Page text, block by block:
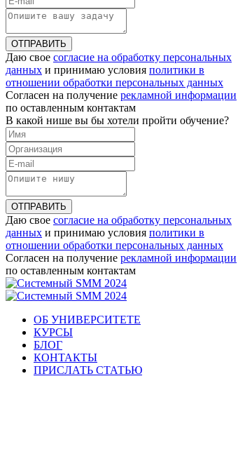
ОТПРАВИТЬ
Даю свое согласие на обработку персональных
данных и принимаю условия политики в
отношении обработки персональных данных
Согласен на получение рекламной информации
по оставленным контактам
В какой нише вы бы хотели пройти обучение?
ОТПРАВИТЬ
Даю свое согласие на обработку персональных
данных и принимаю условия политики в
отношении обработки персональных данных
Согласен на получение рекламной информации
по оставленным контактам
ОБ УНИВЕРСИТЕТЕ
КУРСЫ
БЛОГ
КОНТАКТЫ
ПРИСЛАТЬ СТАТЬЮ